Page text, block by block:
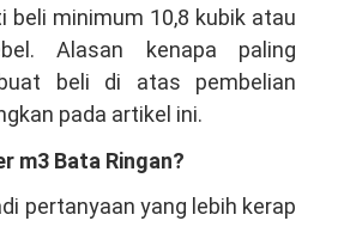
beli minimum 10,8 kubik atau
Alasan kenapa paling
beli di atas pembelian
pada artikel ini.
m3 Bata Ringan?
pertanyaan yang lebih kerap